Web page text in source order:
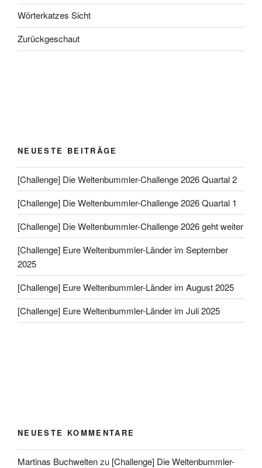
Wörterkatzes Sicht
Zurückgeschaut
NEUESTE BEITRÄGE
[Challenge] Die Weltenbummler-Challenge 2026 Quartal 2
[Challenge] Die Weltenbummler-Challenge 2026 Quartal 1
[Challenge] Die Weltenbummler-Challenge 2026 geht weiter
[Challenge] Eure Weltenbummler-Länder im September
2025
[Challenge] Eure Weltenbummler-Länder im August 2025
[Challenge] Eure Weltenbummler-Länder im Juli 2025
NEUESTE KOMMENTARE
Martinas Buchweltenzu [Challenge] Die Weltenbummler-